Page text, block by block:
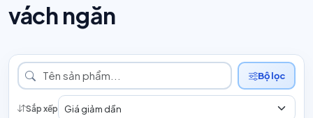
vách ngăn
Sắp xếp
Bộ lọc